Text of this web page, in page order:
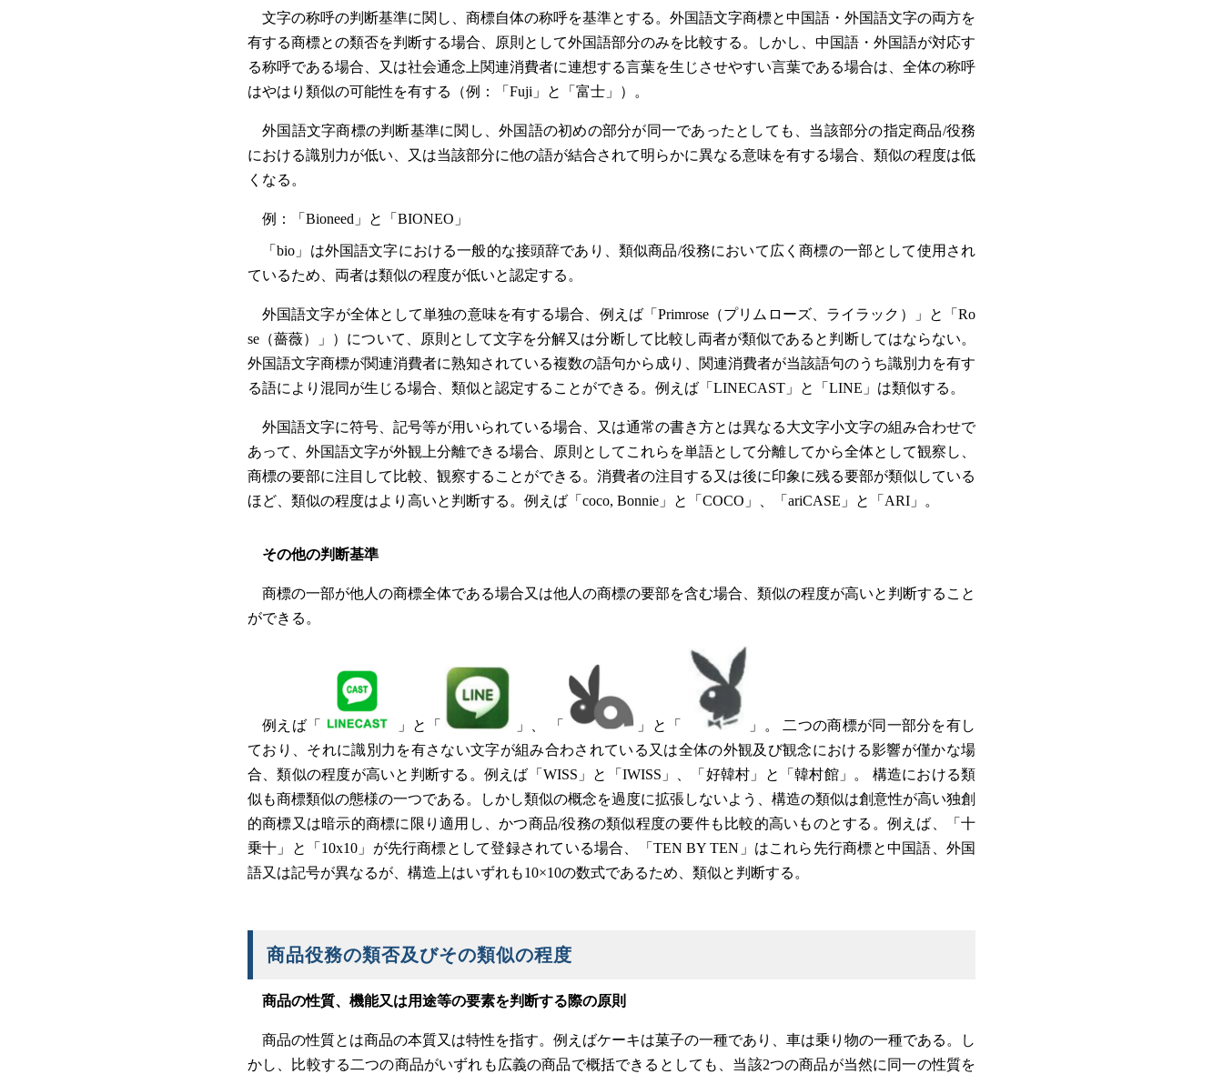
文字の称呼の判断基準に関し、商標自体の称呼を基準とする。外国語文字商標と中国語・外国語文字の両方を
有する商標との類否を判断する場合、原則として外国語部分のみを比較する。しかし、中国語・外国語が対応す
る称呼である場合、又は社会通念上関連消費者に連想する言葉を生じさせやすい言葉である場合は、全体の称呼
はやはり類似の可能性を有する（例：「Fuji」と「富士」）。
外国語文字商標の判断基準に関し、外国語の初めの部分が同一であったとしても、当該部分の指定商品/役務
における識別力が低い、又は当該部分に他の語が結合されて明らかに異なる意味を有する場合、類似の程度は低
くなる。
例：「Bioneed」と「BIONEO」
「bio」は外国語文字における一般的な接頭辞であり、類似商品/役務において広く商標の一部として使用され
ているため、両者は類似の程度が低いと認定する。
外国語文字が全体として単独の意味を有する場合、例えば「Primrose（プリムローズ、ライラック）」と「Ro
se（薔薇）」）について、原則として文字を分解又は分断して比較し両者が類似であると判断してはならない。
外国語文字商標が関連消費者に熟知されている複数の語句から成り、関連消費者が当該語句のうち識別力を有す
る語により混同が生じる場合、類似と認定することができる。例えば「LINECAST」と「LINE」は類似する。
外国語文字に符号、記号等が用いられている場合、又は通常の書き方とは異なる大文字小文字の組み合わせで
あって、外国語文字が外観上分離できる場合、原則としてこれらを単語として分離してから全体として観察し、
商標の要部に注目して比較、観察することができる。消費者の注目する又は後に印象に残る要部が類似している
ほど、類似の程度はより高いと判断する。例えば「coco, Bonnie」と「COCO」、「ariCASE」と「ARI」。
その他の判断基準
商標の一部が他人の商標全体である場合又は他人の商標の要部を含む場合、類似の程度が高いと判断すること
ができる。
例えば「 」と「 」、 「 」と「
」。 二つの商標が同一部分を有し
ており、それに識別力を有さない文字が組み合わされている又は全体の外観及び観念における影響が僅かな場
合、類似の程度が高いと判断する。例えば「WISS」と「IWISS」、「好韓村」と「韓村館」。 構造における類
似も商標類似の態様の一つである。しかし類似の概念を過度に拡張しないよう、構造の類似は創意性が高い独創
的商標又は暗示的商標に限り適用し、かつ商品/役務の類似程度の要件も比較的高いものとする。例えば、「十
乗十」と「10x10」が先行商標として登録されている場合、「TEN BY TEN」はこれら先行商標と中国語、外国
語又は記号が異なるが、構造上はいずれも10×10の数式であるため、類似と判断する。
商品役務の類否及びその類似の程度
商品の性質、機能又は用途等の要素を判断する際の原則
商品の性質とは商品の本質又は特性を指す。例えばケーキは菓子の一種であり、車は乗り物の一種である。し
かし、比較する二つの商品がいずれも広義の商品で概括できるとしても、当該2つの商品が当然に同一の性質を